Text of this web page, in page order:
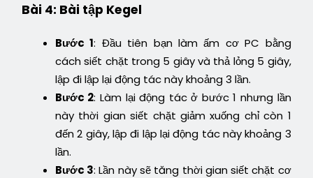
Bài 4: Bài tập Kegel
Bước 1: Đầu tiên bạn làm ấm cơ PC bằng
cách siết chặt trong 5 giây và thả lỏng 5 giây,
lập đi lập lại động tác này khoảng 3 lần.
Bước 2: Làm lại động tác ở bước 1 nhưng lần
này thời gian siết chặt giảm xuống chỉ còn 1
đến 2 giây, lập đi lập lại động tác này khoảng 3
lần.
Bước 3: Lần này sẽ tăng thời gian siết chặt cơ